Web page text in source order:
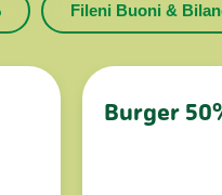
Fileni Buoni &
Burger